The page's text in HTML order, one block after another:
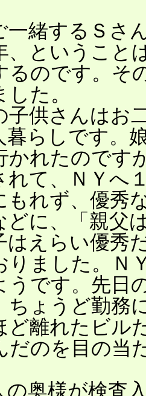
一緒するＳさ
、ということ
るのです。そ
た。
子供さんはお
暮らしです。
かれたのです
れて、ＮＹへ
もれず、優秀
どに、「親父
はえらい優秀
りました。Ｎ
うです。先日
ちょうど勤務
ど離れたビル
だのを目の当
の奥様が検査